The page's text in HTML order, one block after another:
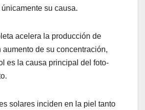
su causa.
acelera la producción de
aumento de su concentración,
es la causa principal del foto-
solares inciden en la piel tanto